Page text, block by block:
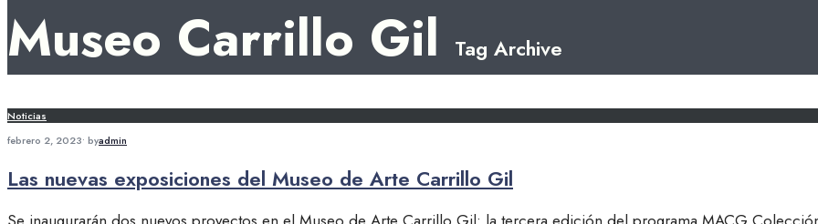
Museo Carrillo Gil Tag Archive
Noticias
febrero 2, 2023• byadmin
Las nuevas exposiciones del Museo de Arte Carrillo Gil